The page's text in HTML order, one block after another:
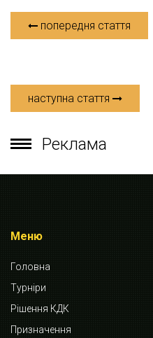
попередня стаття
наступна стаття
Реклама
Меню
Головна
Турніри
Рішення КДК
Призначення